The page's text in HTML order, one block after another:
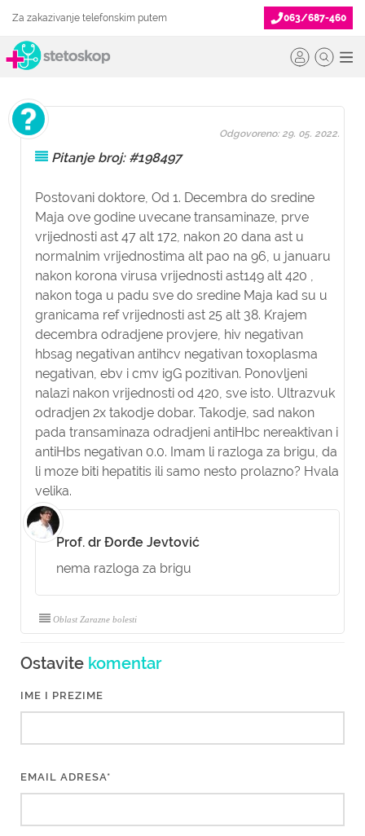
Za zakazivanje telefonskim putem 063/687-460
Pitanje broj: #198497
Postovani doktore, Od 1. Decembra do sredine
Maja ove godine uvecane transaminaze, prve
vrijednosti ast 47 alt 172, nakon 20 dana ast u
normalnim vrijednostima alt pao na 96, u januaru
nakon korona virusa vrijednosti ast149 alt 420 ,
nakon toga u padu sve do sredine Maja kad su u
granicama ref vrijednosti ast 25 alt 38. Krajem
decembra odradjene provjere, hiv negativan
hbsag negativan antihcv negativan toxoplasma
negativan, ebv i cmv igG pozitivan. Ponovljeni
nalazi nakon vrijednosti od 420, sve isto. Ultrazvuk
odradjen 2x takodje dobar. Takodje, sad nakon
pada transaminaza odradjeni antiHbc nereaktivan i
antiHbs negativan 0.0. Imam li razloga za brigu, da
li moze biti hepatitis ili samo nesto prolazno? Hvala
velika.
Odgovoreno: 29. 05. 2022.
Prof. dr Đorđe Jevtović
nema razloga za brigu
Oblast Zarazne bolesti
Ostavite komentar
IME I PREZIME
EMAIL ADRESA*